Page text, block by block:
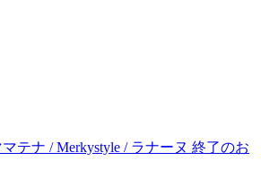
マテナ / Merkystyle / ラナーヌ 終了のお